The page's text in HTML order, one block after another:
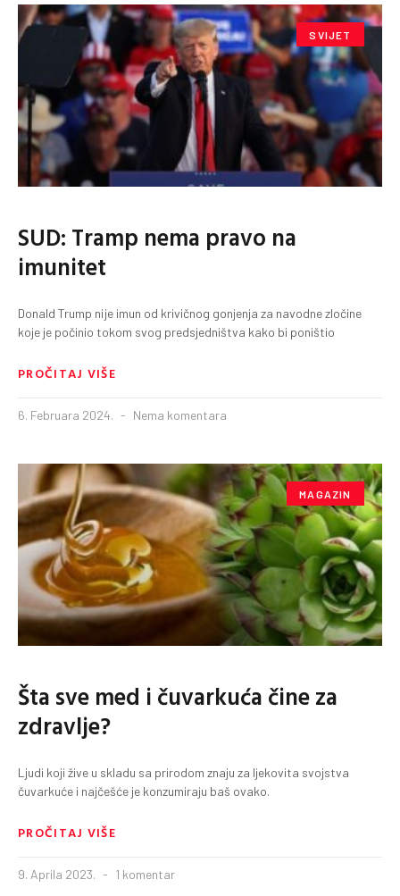
SVIJET
SUD: Tramp nema pravo na
imunitet
Donald Trump nije imun od krivičnog gonjenja za navodne zločine
koje je počinio tokom svog predsjedništva kako bi poništio
PROČITAJ VIŠE
6. Februara 2024. Nema komentara
MAGAZIN
Šta sve med i čuvarkuća čine za
zdravlje?
Ljudi koji žive u skladu sa prirodom znaju za ljekovita svojstva
čuvarkuće i najčešće je konzumiraju baš ovako.
PROČITAJ VIŠE
9. Aprila 2023. 1 komentar